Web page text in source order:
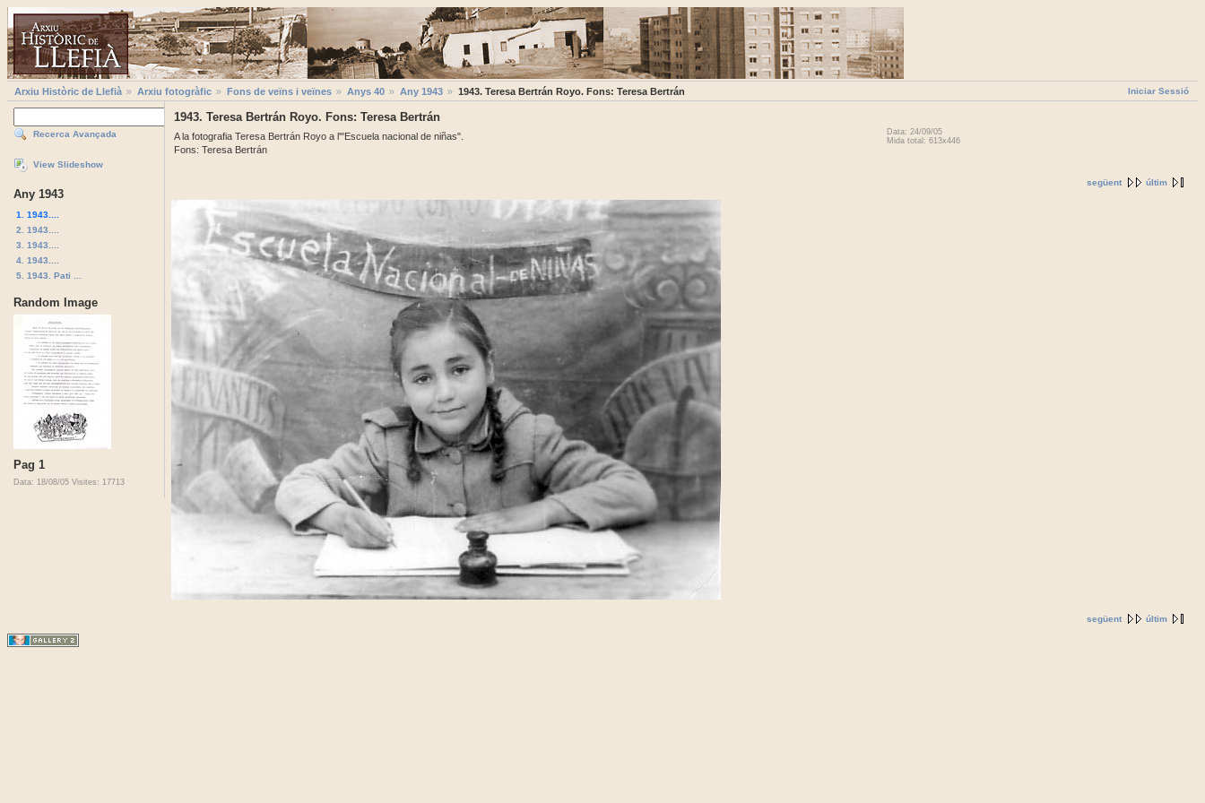
Iniciar Sessió
Arxiu Històric de Llefià Arxiu fotogràfic Fons de veïns i veïnes Anys 40 Any 1943 1943. Teresa Bertrán Royo. Fons: Teresa Bertrán
Recerca Avançada
View Slideshow
Any 1943
1. 1943....
2. 1943....
3. 1943....
4. 1943....
5. 1943. Pati ...
Random Image
Pag 1
Data: 18/08/05 Visites: 17713
1943. Teresa Bertrán Royo. Fons: Teresa Bertrán
A la fotografia Teresa Bertrán Royo a l'"Escuela nacional de niñas".
Fons: Teresa Bertrán
Data: 24/09/05
Mida total: 613x446
següent últim
següent últim